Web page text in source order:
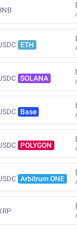
ETH
SOLANA
Base
POLYGON
Arbitrum ONE